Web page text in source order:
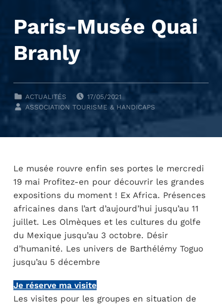
Paris-Musée Quai
Branly
ACTUALITÉS 17/05/2021
WRITTEN BY:
ASSOCIATION TOURISME & HANDICAPS
Le musée rouvre enfin ses portes le mercredi
19 mai Profitez-en pour découvrir les grandes
expositions du moment ! Ex Africa. Présences
africaines dans l’art d’aujourd’hui jusqu’au 11
juillet. Les Olmèques et les cultures du golfe
du Mexique jusqu’au 3 octobre. Désir
d’humanité. Les univers de Barthélémy Toguo
jusqu’au 5 décembre
Je réserve ma visite
Les visites pour les groupes en situation de